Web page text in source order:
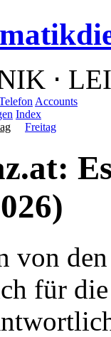
⋅
Accounts
Index
Freitag
von
für